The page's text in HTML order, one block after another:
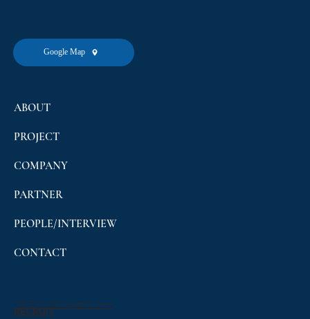
Google Map
ABOUT
PROJECT
COMPANY
PARTNER
PEOPLE/INTERVIEW
CONTACT
プライバシーポリシー
RECRUIT